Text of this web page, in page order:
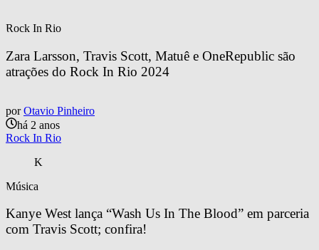
Rock In Rio
Zara Larsson, Travis Scott, Matuê e OneRepublic são
atrações do Rock In Rio 2024
por Otavio Pinheiro
há 2 anos
Rock In Rio
K
Música
Kanye West lança “Wash Us In The Blood” em parceria
com Travis Scott; confira!